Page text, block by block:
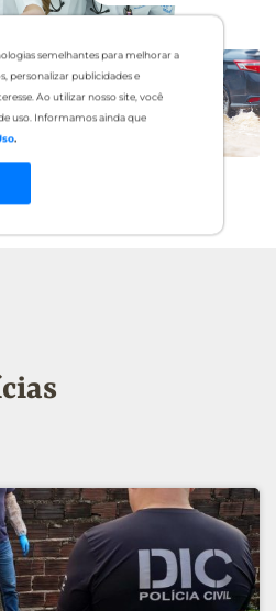
semelhantes para melhorar a
personalizar publicidades e
Ao utilizar nosso site, você
uso. Informamos ainda que
.